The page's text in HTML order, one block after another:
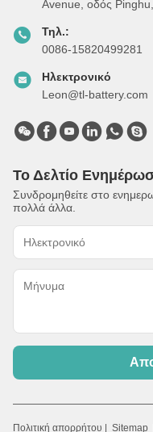
Avenue, οδός
Τηλ.:
0086-15820499281
Ηλεκτρονικό
Leon@tl-battery.com
Το Δελτίο
Συνδρομηθείτε στο
πολλά άλλα.
Πολιτική απορρήτου Sitemap